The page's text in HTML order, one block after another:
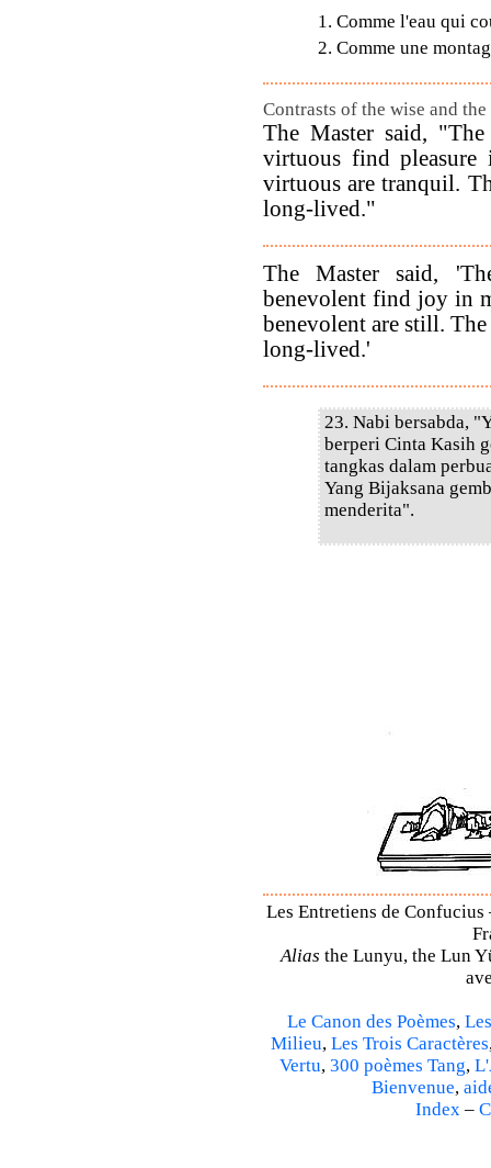
1. Comme l'eau qui
2. Comme une
Contrasts of the wise and
The Master said,
virtuous find
virtuous are tranquil.
long-lived."
The Master said,
benevolent find joy in
benevolent are still.
long-lived.'
23. Nabi bersabda,
berperi Cinta Kasih
tangkas dalam
Yang Bijaksana
menderita".
Les Entretiens de
Alias the Lunyu, the Lun
Le Canon des Poèmes,
Milieu, Les Trois Caractères
Vertu, 300 poèmes Tang,
Bienvenue,
Index –